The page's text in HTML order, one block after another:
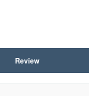
Review